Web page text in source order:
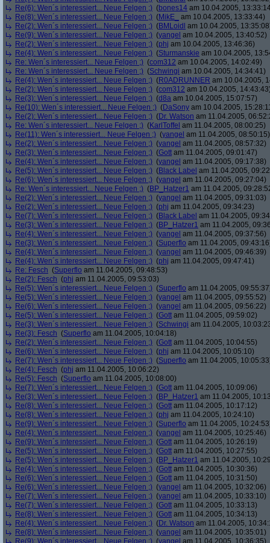
Re(6): Wen´s interessiert... Neue Felgen ;) (bones14 am 10.04.2005,
Re(8): Wen´s interessiert... Neue Felgen ;) (MikE_
am 10.04.2005, 13:33:44)
Re(2): Wen´s interessiert... Neue Felgen ;) (BMLoidl am 10.04.2005,
Re(9): Wen´s interessiert... Neue Felgen ;) (yangel am 10.04.2005, 13:40:52)
Re(2): Wen´s interessiert... Neue Felgen ;) (phj am 10.04.2005, 13:46:36)
Re(4): Wen´s interessiert... Neue Felgen ;) (Sturmanskie am 10.04.2005,
Re: Wen´s interessiert... Neue Felgen ;) (com312 am 10.04.2005, 14:02:49)
Re: Wen´s interessiert... Neue Felgen ;) (Schwingi am 10.04.2005, 14:34:41)
Re(4): Wen´s interessiert... Neue Felgen ;) (R0ADRUNNER am 10.04.2005,
Re(2): Wen´s interessiert... Neue Felgen ;) (com312 am 10.04.2005,
Re(3): Wen´s interessiert... Neue Felgen ;) (d8a am 10.04.2005, 15:07:57)
Re(10): Wen´s interessiert... Neue Felgen ;) (DaSony am 10.04.2005,
Re(2): Wen´s interessiert... Neue Felgen ;) (Dr. Watson am 11.04.2005,
Re: Wen´s interessiert... Neue Felgen ;) (KarlToffel am 11.04.2005, 08:00:25)
Re(11): Wen´s interessiert... Neue Felgen ;) (yangel am 11.04.2005, 08:50:15)
Re(2): Wen´s interessiert... Neue Felgen ;) (yangel am 11.04.2005, 08:57:32)
Re(3): Wen´s interessiert... Neue Felgen ;) (Gott am 11.04.2005, 09:01:47)
Re(4): Wen´s interessiert... Neue Felgen ;) (yangel am 11.04.2005, 09:17:38)
Re(5): Wen´s interessiert... Neue Felgen ;) (Black Label am 11.04.2005,
Re(6): Wen´s interessiert... Neue Felgen ;) (yangel am 11.04.2005, 09:27:04)
Re: Wen´s interessiert... Neue Felgen ;) (BP_Hatzer1 am 11.04.2005,
Re(2): Wen´s interessiert... Neue Felgen ;) (yangel am 11.04.2005, 09:31:03)
Re(2): Wen´s interessiert... Neue Felgen ;) (phj am 11.04.2005, 09:34:23)
Re(7): Wen´s interessiert... Neue Felgen ;) (Black Label am 11.04.2005,
Re(3): Wen´s interessiert... Neue Felgen ;) (BP_Hatzer1 am 11.04.2005,
Re(4): Wen´s interessiert... Neue Felgen ;) (yangel am 11.04.2005, 09:37:56)
Re(3): Wen´s interessiert... Neue Felgen ;) (Superflo am 11.04.2005,
Re(4): Wen´s interessiert... Neue Felgen ;) (yangel am 11.04.2005, 09:46:39)
Re(4): Wen´s interessiert... Neue Felgen ;) (phj am 11.04.2005, 09:47:41)
Re: Fesch (Superflo am 11.04.2005, 09:48:53)
Re(2): Fesch (phj am 11.04.2005, 09:53:03)
Re(5): Wen´s interessiert... Neue Felgen ;) (Superflo am 11.04.2005,
Re(5): Wen´s interessiert... Neue Felgen ;) (yangel am 11.04.2005, 09:55:52)
Re(6): Wen´s interessiert... Neue Felgen ;) (yangel am 11.04.2005, 09:56:22)
Re(5): Wen´s interessiert... Neue Felgen ;) (Gott am 11.04.2005, 09:59:02)
Re(3): Wen´s interessiert... Neue Felgen ;) (Schwingi am 11.04.2005,
Re(3): Fesch (Superflo am 11.04.2005, 10:04:18)
Re(2): Wen´s interessiert... Neue Felgen ;) (Gott am 11.04.2005, 10:04:55)
Re(6): Wen´s interessiert... Neue Felgen ;) (phj am 11.04.2005, 10:05:10)
Re(7): Wen´s interessiert... Neue Felgen ;) (Superflo am 11.04.2005,
Re(4): Fesch (phj am 11.04.2005, 10:06:22)
Re(5): Fesch (Superflo am 11.04.2005, 10:08:00)
Re(7): Wen´s interessiert... Neue Felgen ;) (Gott am 11.04.2005, 10:09:06)
Re(3): Wen´s interessiert... Neue Felgen ;) (BP_Hatzer1 am 11.04.2005,
Re(8): Wen´s interessiert... Neue Felgen ;) (Gott am 11.04.2005, 10:17:12)
Re(8): Wen´s interessiert... Neue Felgen ;) (phj am 11.04.2005, 10:24:10)
Re(9): Wen´s interessiert... Neue Felgen ;) (Superflo am 11.04.2005,
Re(4): Wen´s interessiert... Neue Felgen ;) (yangel am 11.04.2005, 10:25:46)
Re(9): Wen´s interessiert... Neue Felgen ;) (Gott am 11.04.2005, 10:26:19)
Re(5): Wen´s interessiert... Neue Felgen ;) (Gott am 11.04.2005, 10:27:55)
Re(5): Wen´s interessiert... Neue Felgen ;) (BP_Hatzer1 am 11.04.2005,
Re(4): Wen´s interessiert... Neue Felgen ;) (Gott am 11.04.2005, 10:30:36)
Re(6): Wen´s interessiert... Neue Felgen ;) (Gott am 11.04.2005, 10:31:50)
Re(6): Wen´s interessiert... Neue Felgen ;) (yangel am 11.04.2005, 10:32:06)
Re(7): Wen´s interessiert... Neue Felgen ;) (yangel am 11.04.2005, 10:33:10)
Re(7): Wen´s interessiert... Neue Felgen ;) (Gott am 11.04.2005, 10:33:13)
Re(8): Wen´s interessiert... Neue Felgen ;) (Gott am 11.04.2005, 10:34:13)
Re(4): Wen´s interessiert... Neue Felgen ;) (Dr. Watson am 11.04.2005,
Re(8): Wen´s interessiert... Neue Felgen ;) (yangel am 11.04.2005, 10:35:01)
Re(9): Wen´s interessiert... Neue Felgen ;) (yangel am 11.04.2005, 10:36:35)